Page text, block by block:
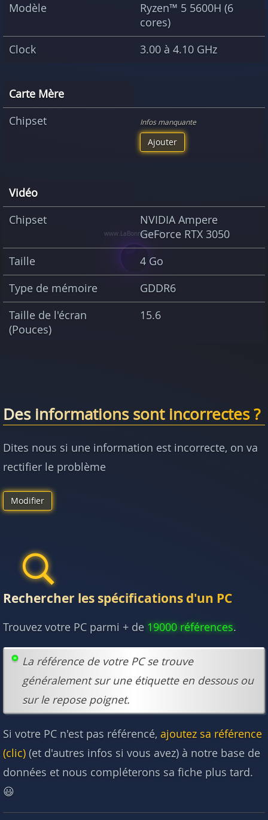
Modèle
Ryzen™ 5 5600H (6
cores)
Clock
3.00 à 4.10 GHz
Carte Mère
Chipset
Infos manquante
Ajouter
Vidéo
Chipset
NVIDIA Ampere
GeForce RTX 3050
Taille
4 Go
Type de mémoire
GDDR6
Taille de l'écran
(Pouces)
15.6
Des informations sont incorrectes ?
Dites nous si une information est incorrecte, on va
rectifier le problème
Modifier
Rechercher les spécifications d'un PC
Trouvez votre PC parmi + de 19000 références.
La référence de votre PC se trouve
généralement sur une étiquette en dessous ou
sur le repose poignet.
Si votre PC n'est pas référencé, ajoutez sa référence
(clic) (et d'autres infos si vous avez) à notre base de
données et nous compléterons sa fiche plus tard.
😃